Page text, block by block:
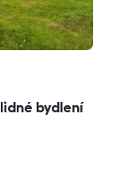
bydlení